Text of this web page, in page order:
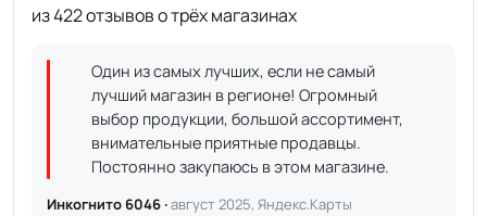
из 422 отзывов о трёх магазинах
Один из самых лучших, если не самый
лучший магазин в регионе! Огромный
выбор продукции, большой ассортимент,
внимательные приятные продавцы.
Постоянно закупаюсь в этом магазине.
Инкогнито 6046 ·август 2025, Яндекс.Карты